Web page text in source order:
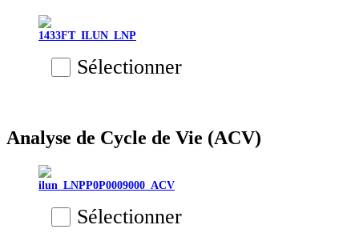
1433FT_ILUN_LNP
Sélectionner
Analyse de Cycle de Vie (ACV)
ilun_LNPP0P0009000_ACV
Sélectionner